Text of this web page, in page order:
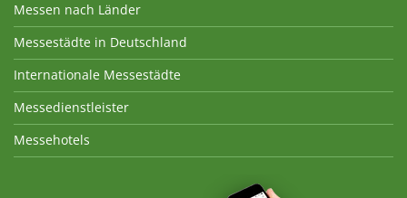
Messen nach Länder
Messestädte in Deutschland
Internationale Messestädte
Messedienstleister
Messehotels